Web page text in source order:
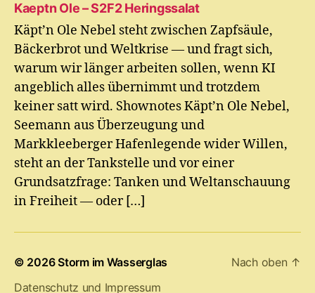
Kaeptn Ole – S2F2 Heringssalat
Käpt’n Ole Nebel steht zwischen Zapfsäule,
Bäckerbrot und Weltkrise — und fragt sich,
warum wir länger arbeiten sollen, wenn KI
angeblich alles übernimmt und trotzdem
keiner satt wird. Shownotes Käpt’n Ole Nebel,
Seemann aus Überzeugung und
Markkleeberger Hafenlegende wider Willen,
steht an der Tankstelle und vor einer
Grundsatzfrage: Tanken und Weltanschauung
in Freiheit — oder […]
© 2026Storm im Wasserglas
Datenschutz und Impressum
Nach oben ↑